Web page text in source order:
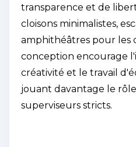
transparence et de
cloisons minimalistes,
amphithéâtres pour les
conception encourage
créativité et le travail
jouant davantage le
superviseurs stricts.